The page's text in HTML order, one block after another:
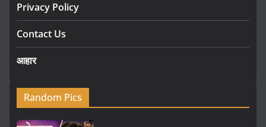
Privacy Policy
Contact Us
आहार
Random Pics